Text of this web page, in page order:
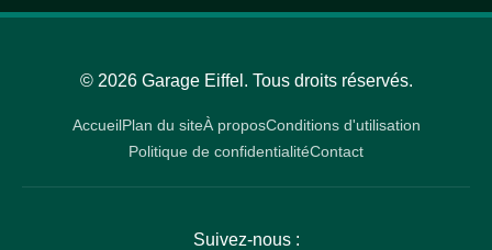
© 2026 Garage Eiffel. Tous droits réservés.
AccueilPlan du siteÀ proposConditions d'utilisation
Politique de confidentialitéContact
Suivez-nous :